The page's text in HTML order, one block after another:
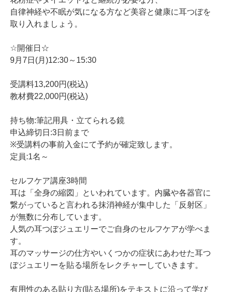
自律神経や不眠が気になる方など美容と健康に耳つぼを
取り入れましょう。
☆開催日☆
9月7日(月)12:30～15:30
受講料13,200円(税込)
教材費22,000円(税込)
持ち物:筆記用具・立てられる鏡
申込締切日:3日前まで
※受講料の事前入金にて予約が確定致します。
定員:1名～
セルフケア講座3時間
耳は「全身の縮図」といわれています。内臓や各器官に
繋がっていると言われる抹消神経が集中した「反射区」
が無数に分布しています。
人気の耳つぼジュエリーでご自身のセルフケアが学べま
す。
耳のマッサージの仕方やいくつかの症状にあわせた耳つ
ぼジュエリーを貼る場所をレクチャーしていきます。
有用性のある貼り方(貼る場所)をテキストに沿って学び